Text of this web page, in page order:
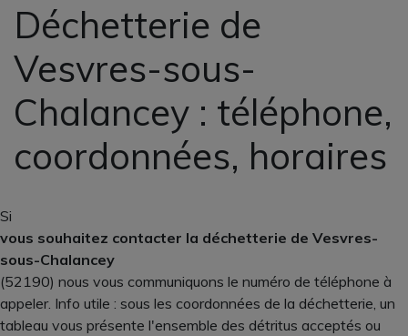
Déchetterie de
Vesvres-sous-
Chalancey : téléphone,
coordonnées, horaires
Si
vous souhaitez contacter la déchetterie de Vesvres-
sous-Chalancey
(52190) nous vous communiquons le numéro de téléphone à
appeler. Info utile : sous les coordonnées de la déchetterie, un
tableau vous présente l'ensemble des détritus acceptés ou